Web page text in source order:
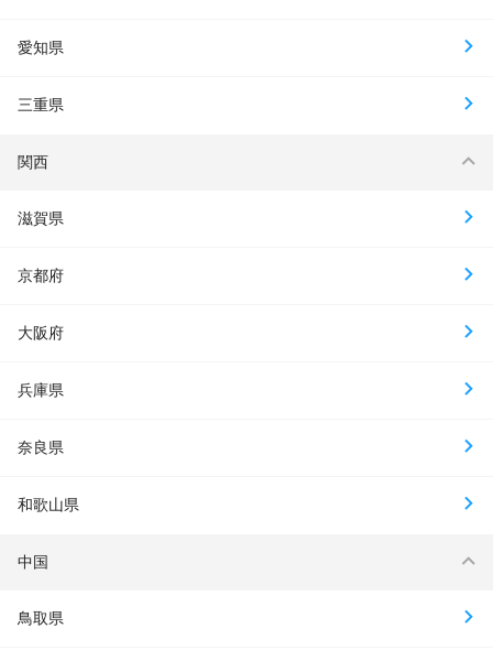
愛知県
三重県
関西
滋賀県
京都府
大阪府
兵庫県
奈良県
和歌山県
中国
鳥取県